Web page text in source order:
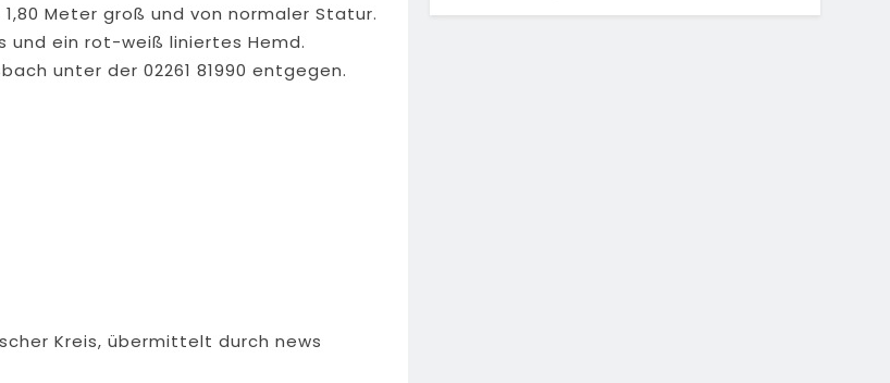
Meter groß und von normaler Statur.
und ein rot-weiß liniertes Hemd.
unter der 02261 81990 entgegen.
Kreis, übermittelt durch news